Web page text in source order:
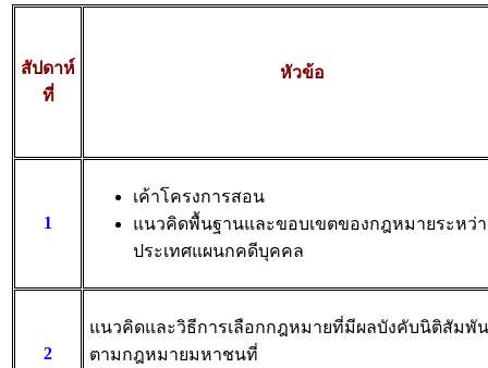
สัปดาห์
ที่
หัวข้อ
1
เค้าโครงการสอน
แนวคิดพื้นฐานและขอบเขตของกฎหมายระหว่า
ประเทศแผนกคดีบุคคล
2
แนวคิดและวิธีการเลือกกฎหมายที่มีผลบังคับนิติสัมพั
ตามกฎหมายมหาชนที่